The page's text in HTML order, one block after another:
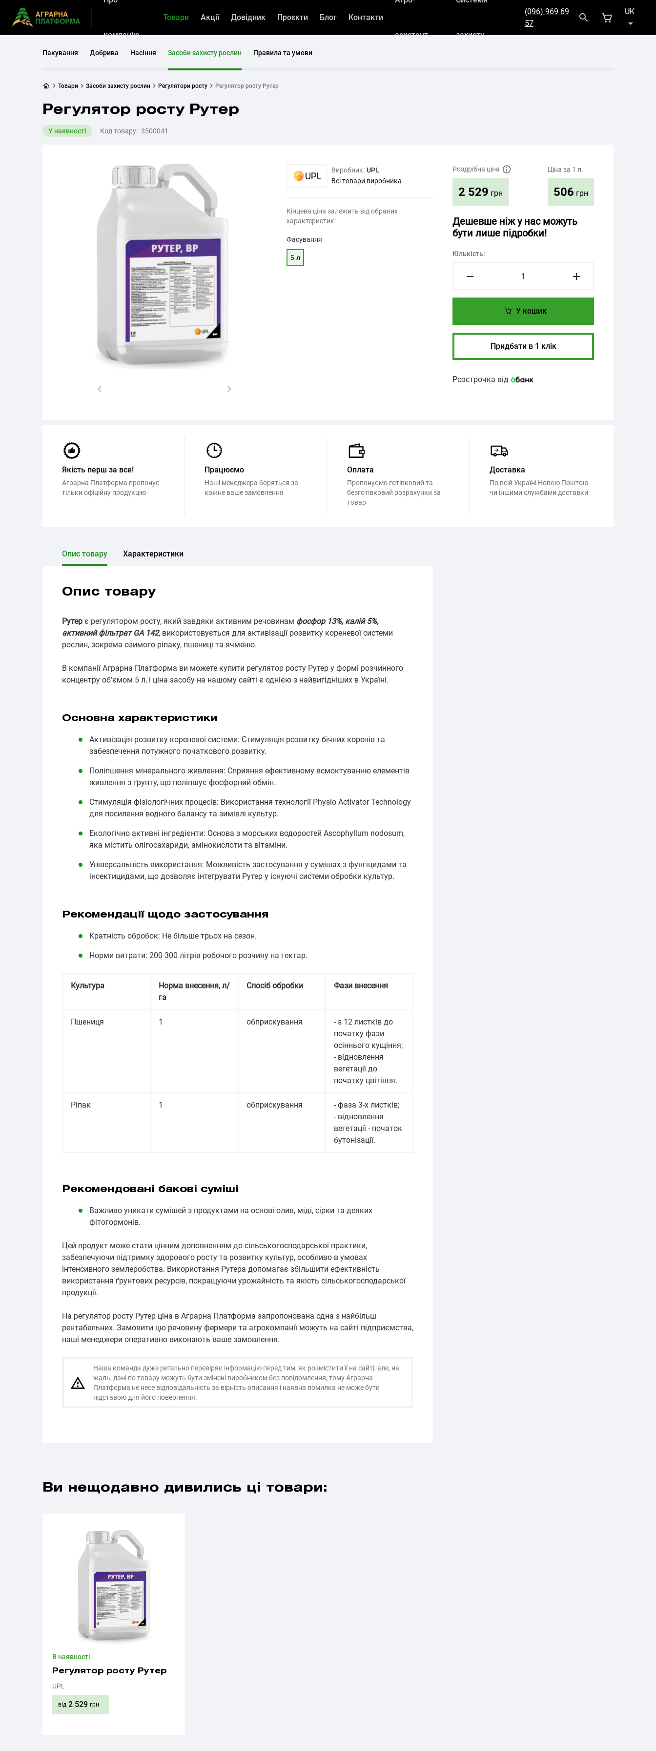
компанію
Товари Акції Довідник Проєкти Блог Контакти
асистент захисту
(096) 969 69
57
UK
RU
Пакування Добрива Насіння Засоби захисту рослин Правила та умови
Товари Засоби захисту рослин Регулятори росту Регулятор росту Рутер
Регулятор росту Рутер
У наявності Код товару: 3500041
Виробник: UPL
Всі товари виробника
Кінцева ціна залежить від обраних
характеристик:
Фасування
5 л
Роздрібна ціна
2 529 грн
Ціна за 1 л.
506 грн
Дешевше ніж у нас можуть
бути лише підробки!
Кількість:
У кошик
Придбати в 1 клік
Розстрочка від
Якість перш за все!
Аграрна Платформа пропонує
тільки офіційну продукцію
Працюємо
Наші менеджера боряться за
кожне ваше замовлення
Оплата
Пропонуємо готівковий та
безготівковий розрахунки за
товар
Доставка
По всій Україні Новою Поштою
чи іншими службами доставки
Опис товару Характеристики
Опис товару
Рутер є регулятором росту, який завдяки активним речовинам фосфор 13%, калій 5%,
активний фільтрат GA 142, використовується для активізації розвитку кореневої системи
рослин, зокрема озимого ріпаку, пшениці та ячменю.
В компанії Аграрна Платформа ви можете купити регулятор росту Рутер у формі розчинного
концентру об'ємом 5 л, і ціна засобу на нашому сайті є однією з найвигідніших в Україні.
Основна характеристики
Активізація розвитку кореневої системи: Стимуляція розвитку бічних коренів та
забезпечення потужного початкового розвитку.
Поліпшення мінерального живлення: Сприяння ефективному всмоктуванню елементів
живлення з ґрунту, що поліпшує фосфорний обмін.
Стимуляція фізіологічних процесів: Використання технології Physio Activator Technology
для посилення водного балансу та зимівлі культур.
Екологічно активні інгредієнти: Основа з морських водоростей Ascophyllum nodosum,
яка містить олігосахариди, амінокислоти та вітаміни.
Універсальність використання: Можливість застосування у сумішах з фунгіцидами та
інсектицидами, що дозволяє інтегрувати Рутер у існуючі системи обробки культур.
Рекомендації щодо застосування
Кратність обробок: Не більше трьох на сезон.
Норми витрати: 200-300 літрів робочого розчину на гектар.
Культура
Норма внесення, л/
га
Спосіб обробки Фази внесення
Пшениця 1 обприскування
- з 12 листків до
початку фази
осіннього кущіння;
- відновлення
вегетації до
початку цвітіння.
Ріпак 1 обприскування
- фаза 3-х листків;
- відновлення
вегетації - початок
бутонізації.
Рекомендовані бакові суміші
Важливо уникати сумішей з продуктами на основі олив, міді, сірки та деяких
фітогормонів.
Цей продукт може стати цінним доповненням до сільськогосподарської практики,
забезпечуючи підтримку здорового росту та розвитку культур, особливо в умовах
інтенсивного землеробства. Використання Рутера допомагає збільшити ефективність
використання ґрунтових ресурсів, покращуючи урожайність та якість сільськогосподарської
продукції.
На регулятор росту Рутер ціна в Аграрна Платформа запропонована одна з найбільш
рентабельних. Замовити цю речовину фермери та агрокомпанії можуть на сайті підприємства,
наші менеджери оперативно виконають ваше замовлення.
Наша команда дуже ретельно перевіряє інформацію перед тим, як розмістити її на сайті, але, на
жаль, дані по товару можуть бути змінені виробником без повідомлення, тому Аграрна
Платформа не несе відповідальність за вірність описання і наявна помилка не може бути
підставою для його повернення.
Ви нещодавно дивились ці товари:
В наявності
Регулятор росту Рутер
UPL
від 2 529 грн